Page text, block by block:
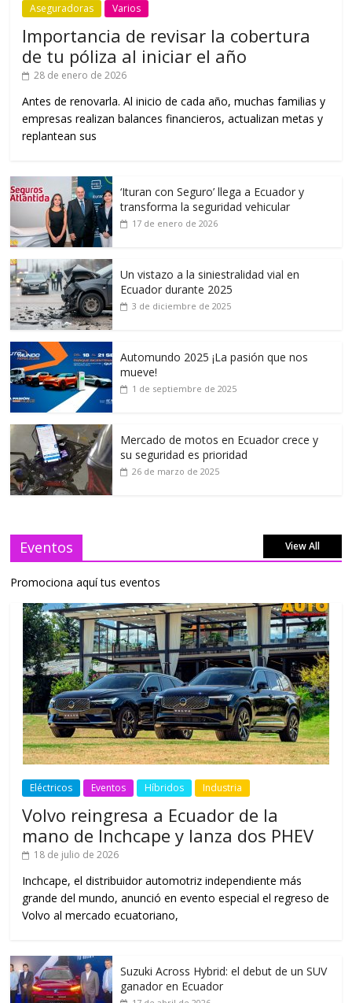
Aseguradoras Varios
Importancia de revisar la cobertura
de tu póliza al iniciar el año
28 de enero de 2026
Antes de renovarla. Al inicio de cada año, muchas familias y
empresas realizan balances financieros, actualizan metas y
replantean sus
‘Ituran con Seguro’ llega a Ecuador y
transforma la seguridad vehicular
17 de enero de 2026
Un vistazo a la siniestralidad vial en
Ecuador durante 2025
3 de diciembre de 2025
Automundo 2025 ¡La pasión que nos
mueve!
1 de septiembre de 2025
Mercado de motos en Ecuador crece y
su seguridad es prioridad
26 de marzo de 2025
Eventos View All
Promociona aquí tus eventos
Eléctricos Eventos Híbridos Industria
Volvo reingresa a Ecuador de la
mano de Inchcape y lanza dos PHEV
18 de julio de 2026
Inchcape, el distribuidor automotriz independiente más
grande del mundo, anunció en evento especial el regreso de
Volvo al mercado ecuatoriano,
Suzuki Across Hybrid: el debut de un SUV
ganador en Ecuador